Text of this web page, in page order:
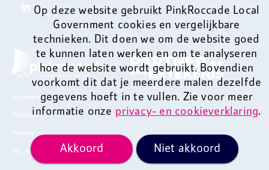
Op deze website gebruikt PinkRoccade Local
Government cookies en vergelijkbare
technieken. Dit doen we om de website goed
te kunnen laten werken en om te analyseren
hoe de website wordt gebruikt. Bovendien
voorkomt dit dat je meerdere malen dezelfde
gegevens hoeft in te vullen. Zie voor meer
informatie onze privacy- en cookieverklaring.
Akkoord Niet akkoord
Algemene voorwaarden
Disclaimer
Privacy
Mis niets en ontvang onze nieuwsbrief